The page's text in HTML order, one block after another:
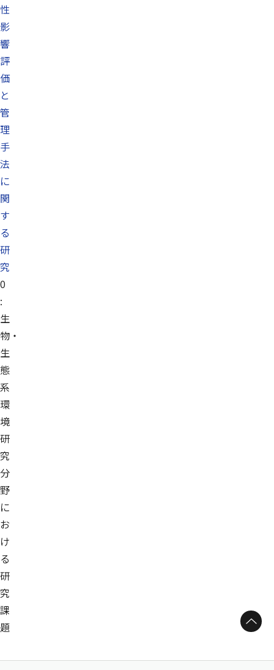
性
影
響
評
価
と
管
理
手
法
に
関
す
る
研
究
0
:
生
物・
生
態
系
環
境
研
究
分
野
に
お
け
る
研
究
課
題
ページトップへ